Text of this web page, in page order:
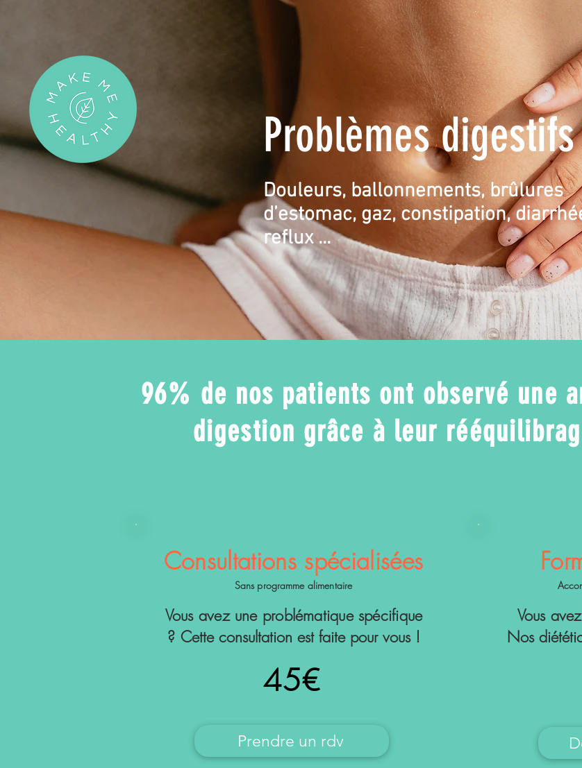
Problèmes
Douleurs, ballonnements, brûlures
d’estomac, gaz, constipation,
reflux ...
96% de nos patients ont observé une
digestion grâce à leur
Consultations spécialisées
Sans programme alimentaire
Vous avez une problématique spécifique
? Cette consultation est faite pour vous !
45€
Prendre un rdv
Vous
Nos